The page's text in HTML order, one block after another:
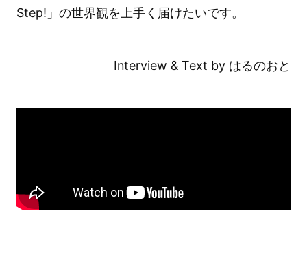
Step!」の世界観を上手く届けたいです。
Interview & Text by はるのおと